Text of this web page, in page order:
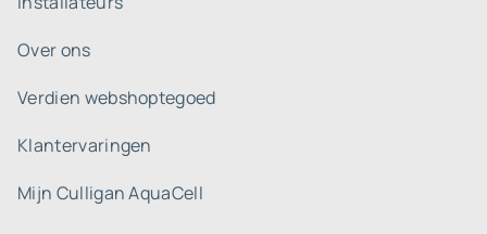
Over ons
Verdien webshoptegoed
Klantervaringen
Mijn Culligan AquaCell